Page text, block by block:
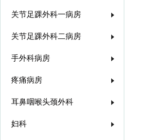
关节足踝外科一病房
关节足踝外科二病房
手外科病房
疼痛病房
耳鼻咽喉头颈外科
妇科